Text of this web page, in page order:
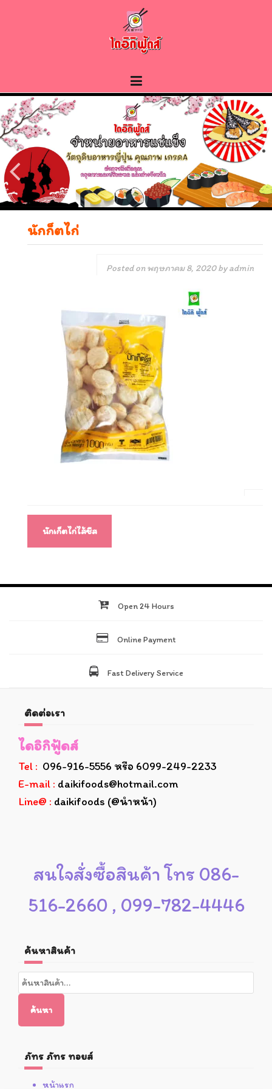
นักก็ตไก่
Posted onพฤษภาคม 8, 2020byadmin
เรื่องนักเก็ตไก่ไส้ชีส
Open 24 Hours
Online Payment
Fast Delivery Service
ติดต่อเรา
ไดอิกิฟู้ดส์
Tel : 096-916-5556 หรือ 6099-249-2233
E-mail : daikifoods@hotmail.com
Line@ : daikifoods (@นำหน้า)
สนใจสั่งซื้อสินค้า โทร 086-
516-2660 , 099-782-4446
ค้นหาสินค้า
ค้นหา:
ค้นหา
ภัทร ภัทร ทอยส์
หน้าแรก